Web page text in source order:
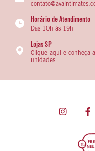
Horário de Atendimento
Das 10h às 19h
Lojas SP
Clique aqui e conheça
unidades